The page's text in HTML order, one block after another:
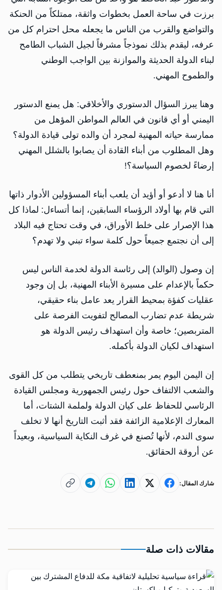
برزت في ساحة العمل بخطوات واثقة، ممتلكاً من الحنكة
والتواضع والقرب من الناس ما يجعله محل احترام كل من
عرفه، ليقدم بذلك نموذجاً مشرفاً لجيل الشباب الطامح
لبناء الدولة الحديثة والموازنة بين الواجب الوطني
والطموح المهني.
وهنا يبرز السؤال الدستوري والأخلاقي: هل يمنع الدستور
اليمني أو أي قانون في العالم المواطن المؤهل من
ممارسة حياته المهنية لمجرد أن والده تولى قيادة الدولة؟
وهل المطلوب من أبناء القادة أن يصابوا بالشلل المهني
إرضاءً لخصوم السياسة؟!
أنا هنا لا أدعو أو أؤيد أن يلعب أبناء المسؤولين الأدوار ذاتها
التي قام بها أولاد الرؤساء السابقين، إنما أتساءل: لماذا كل
هذا الإصرار على خلط الأوراق، في وقت تحتاج فيه البلاد
إلى أن نجتمع جميعاً حول كلمة سواء تبني ولا تهدم؟
إن وصول (الوالد) إلى رئاسة الدولة لخدمة الناس ليس
حكماً بالإعدام على مسيرة الأبناء المهنية، بل إن وجود
عقليات كفؤة بمحيط القرار يعد عامل بناء حقيقي،
شريطة عدم تضارب المصالح لتفويت الفرصة على
المتربصين؛ خاصة وأن استهداف رئيس الدولة هو
استهداف لكيان الدولة بأكمله.
إن اليمن اليوم يمر بمنعطف تاريخي يتطلب من كل القوى
والشعب الالتفاف حول رئيس الجمهورية ومجلس القيادة
الرئاسي للحفاظ على كيان الدولة ولملمة الشتات، أما
المعارك الإعلامية الزائفة فقد أثبت التاريخ أنها لا تخلف
سوى الندم، لأنها تُصنع في غرف النكاية السياسية، وبعيداً
عن أروقة الحقائق.
شارك المقال:
مقالات ذات صلة